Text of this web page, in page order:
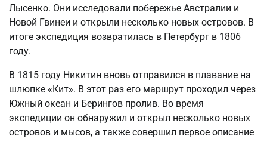
Лысенко. Они исследовали побережье Австралии и
Новой Гвинеи и открыли несколько новых островов. В
итоге экспедиция возвратилась в Петербург в 1806
году.
В 1815 году Никитин вновь отправился в плавание на
шлюпке «Кит». В этот раз его маршрут проходил через
Южный океан и Берингов пролив. Во время
экспедиции он обнаружил и открыл несколько новых
островов и мысов, а также совершил первое описание